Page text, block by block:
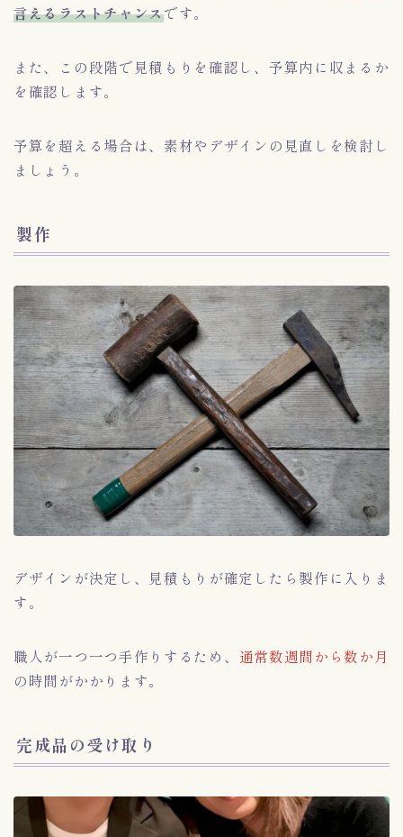
言えるラストチャンスです。
また、この段階で見積もりを確認し、予算内に収まるか
を確認します。
予算を超える場合は、素材やデザインの見直しを検討し
ましょう。
製作
デザインが決定し、見積もりが確定したら製作に入りま
す。
職人が一つ一つ手作りするため、 通常数週間から数か月
の時間がかかります。
完成品の受け取り